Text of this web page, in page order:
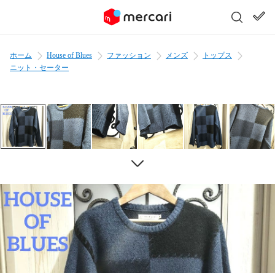
ホーム House of Blues ファッション メンズ
トップス
ニット・セーター